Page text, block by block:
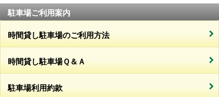
駐車場ご利用案内
時間貸し駐車場のご利用方法
時間貸し駐車場Ｑ＆Ａ
駐車場利用約款